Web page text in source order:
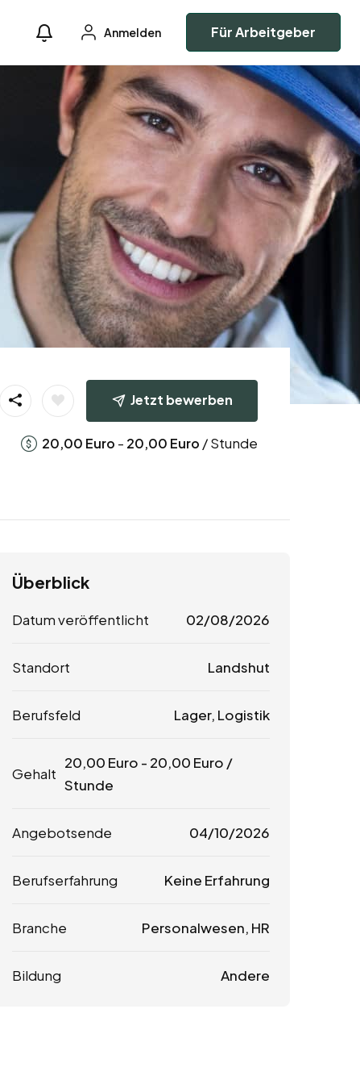
Anmelden Für Arbeitgeber
Jetzt bewerben
20,00 Euro - 20,00 Euro / Stunde
Überblick
Datum veröffentlicht 02/08/2026
Standort Landshut
Berufsfeld Lager, Logistik
Gehalt
20,00 Euro - 20,00 Euro /
Stunde
Angebotsende 04/10/2026
Berufserfahrung Keine Erfahrung
Branche Personalwesen, HR
Bildung Andere